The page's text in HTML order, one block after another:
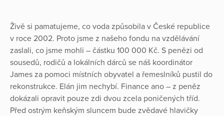
Živě si pamatujeme, co voda způsobila v České republice
v roce 2002. Proto jsme z našeho fondu na vzdělávání
zaslali, co jsme mohli – částku 100 000 Kč. S penězi od
sousedů, rodičů a lokálních dárců se náš koordinátor
James za pomoci místních obyvatel a řemeslníků pustil do
rekonstrukce. Elán jim nechybí. Finance ano – z peněz
dokázali opravit pouze zdi dvou zcela poničených tříd.
Před ostrým keňským sluncem bude zvědavé hlavičky